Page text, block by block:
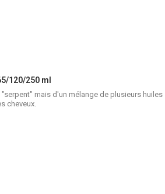
120/250 ml
"serpent" mais d'un mélange de plusieurs huiles
cheveux.